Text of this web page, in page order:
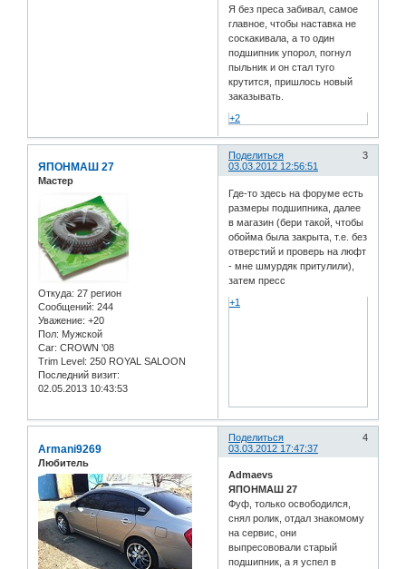
Я без преса забивал, самое
главное, чтобы наставка не
соскакивала, а то один
подшипник упорол, погнул
пыльник и он стал туго
крутится, пришлось новый
заказывать.
+2
Поделиться
3
03.03.2012 12:56:51
ЯПОНМАШ 27
Мастер
Откуда: 27 регион
Сообщений: 244
Уважение: +20
Пол: Мужской
Car: CROWN '08
Trim Level: 250 ROYAL SALOON
Последний визит:
02.05.2013 10:43:53
Где-то здесь на форуме есть
размеры подшипника, далее
в магазин (бери такой, чтобы
обойма была закрыта, т.е. без
отверстий и проверь на люфт
- мне шмурдяк притулили),
затем пресс
+1
Поделиться
4
03.03.2012 17:47:37
Armani9269
Любитель
Admaevs
ЯПОНМАШ 27
Фуф, только освободился,
снял ролик, отдал знакомому
на сервис, они
выпресововали старый
подшипник, а я успел в